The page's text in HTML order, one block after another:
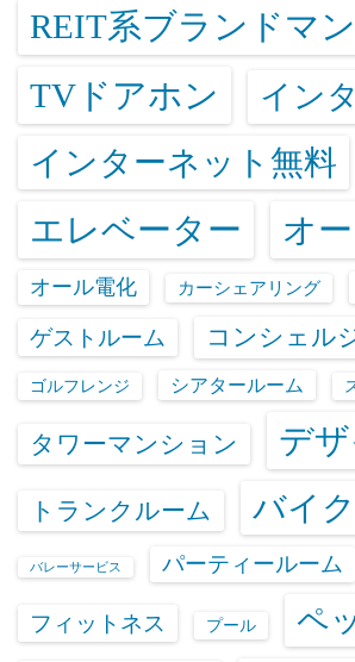
REIT系ブランドマ
TVドアホン イン
インターネット無料
エレベーター オ
オール電化 カーシェアリング
ゲストルーム コンシェル
ゴルフレンジ シアタールーム
タワーマンション デ
トランクルーム バイ
バレーサービス パーティールーム
フィットネス プール ペ